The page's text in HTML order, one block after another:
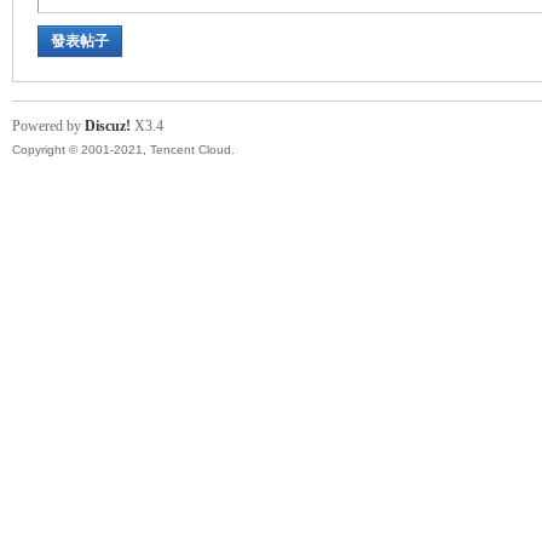
發表帖子
Powered by Discuz! X3.4
Copyright © 2001-2021, Tencent Cloud.